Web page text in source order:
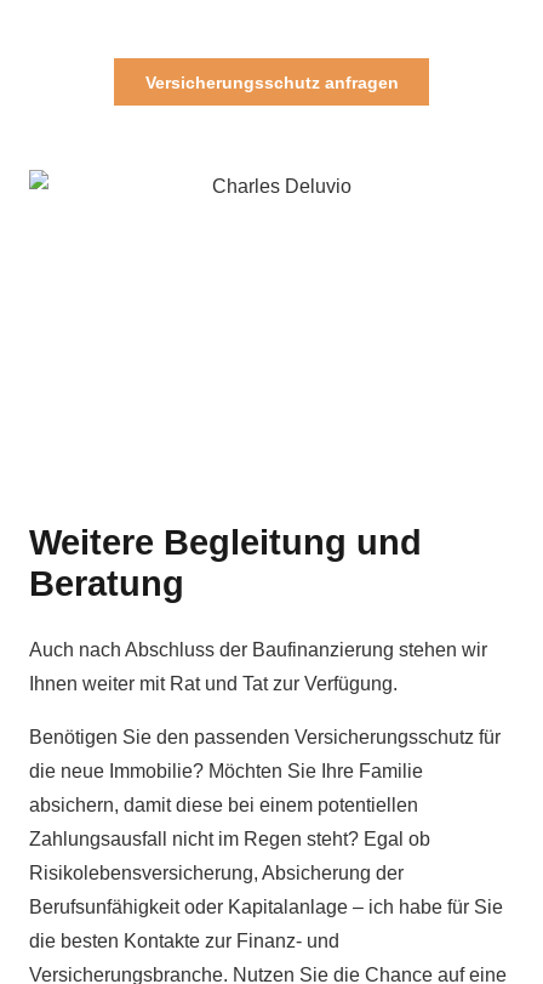
Versicherungsschutz anfragen
Weitere Begleitung und
Beratung
Auch nach Abschluss der Baufinanzierung stehen wir
Ihnen weiter mit Rat und Tat zur Verfügung.
Benötigen Sie den passenden Versicherungsschutz für
die neue Immobilie? Möchten Sie Ihre Familie
absichern, damit diese bei einem potentiellen
Zahlungsausfall nicht im Regen steht? Egal ob
Risikolebensversicherung, Absicherung der
Berufsunfähigkeit oder Kapitalanlage – ich habe für Sie
die besten Kontakte zur Finanz- und
Versicherungsbranche. Nutzen Sie die Chance auf eine